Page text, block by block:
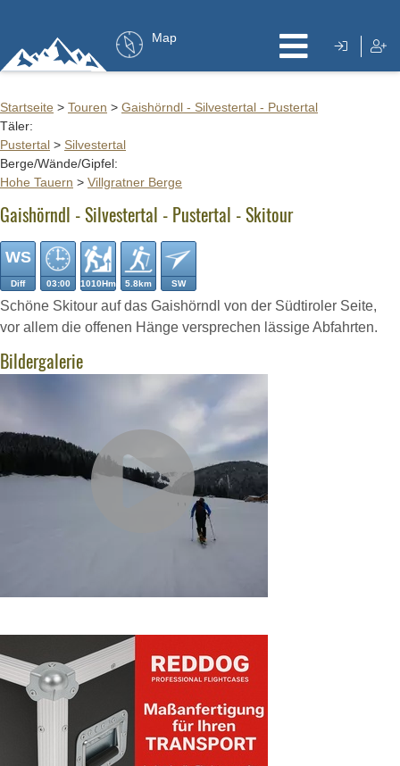
Map
Startseite > Touren > Gaishörndl - Silvestertal - Pustertal
Täler:
Pustertal > Silvestertal
Berge/Wände/Gipfel:
Hohe Tauern > Villgratner Berge
Gaishörndl - Silvestertal - Pustertal - Skitour
WS
Diff 03:00 1010Hm 5.8km SW
Schöne Skitour auf das Gaishörndl von der Südtiroler Seite,
vor allem die offenen Hänge versprechen lässige Abfahrten.
Bildergalerie